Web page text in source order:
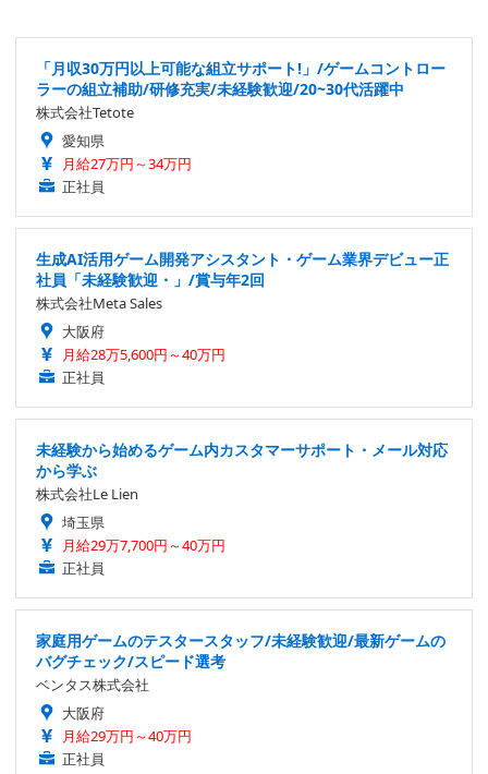
「月収30万円以上可能な組立サポート!」/ゲームコントロー
ラーの組立補助/研修充実/未経験歓迎/20~30代活躍中
株式会社Tetote
愛知県
月給27万円～34万円
正社員
生成AI活用ゲーム開発アシスタント・ゲーム業界デビュー正
社員「未経験歓迎・」/賞与年2回
株式会社Meta Sales
大阪府
月給28万5,600円～40万円
正社員
未経験から始めるゲーム内カスタマーサポート・メール対応
から学ぶ
株式会社Le Lien
埼玉県
月給29万7,700円～40万円
正社員
家庭用ゲームのテスタースタッフ/未経験歓迎/最新ゲームの
バグチェック/スピード選考
ベンタス株式会社
大阪府
月給29万円～40万円
正社員